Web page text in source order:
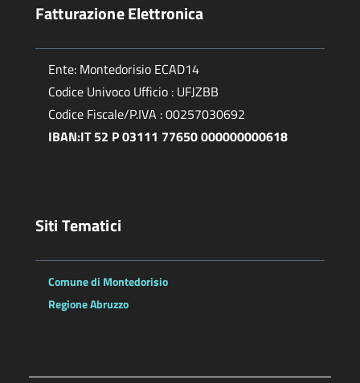
Fatturazione Elettronica
Ente: Montedorisio ECAD14
Codice Univoco Ufficio : UFJZBB
Codice Fiscale/P.IVA : 00257030692
IBAN:IT 52 P 03111 77650 000000000618
Siti Tematici
Comune di Montedorisio
Regione Abruzzo